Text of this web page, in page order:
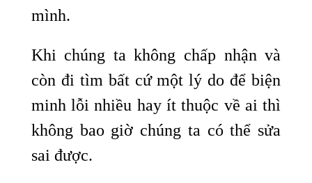
mình.
Khi chúng ta không chấp nhận và
còn đi tìm bất cứ một lý do để biện
minh lỗi nhiều hay ít thuộc về ai thì
không bao giờ chúng ta có thể sửa
sai được.